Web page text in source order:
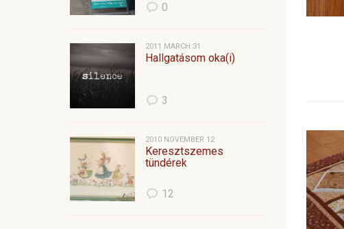
0
2011 MARCH 31
Hallgatásom oka(i)
3
2010 NOVEMBER 12
Keresztszemes
tündérek
12